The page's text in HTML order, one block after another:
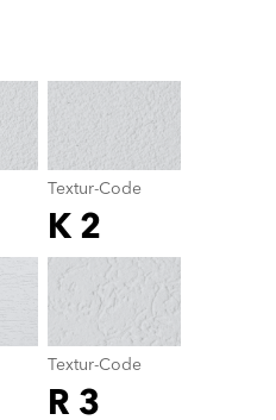
Textur-Code
K 2
Textur-Code
R 3